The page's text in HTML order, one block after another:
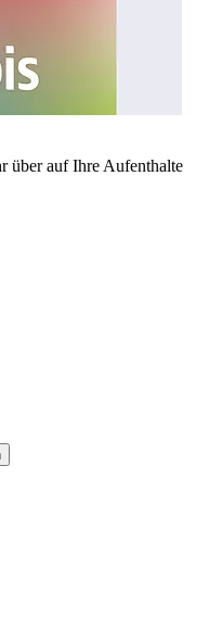
über auf Ihre Aufenthalte